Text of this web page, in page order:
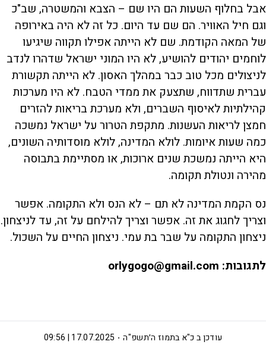
אבל בחלוף השעות הם היו שם – הצבא והמשטרה, שב"כ
וגם חיל האוויר. הם שם עד היום. כל זה לא היה באירופה
של המאה הקודמת. שם לא הייתה אפילו תקווה שיגיעו
לוחמים יהודים להושיע, לא היו המוני ישראל שדהרו לנדב
לניצולים מכל טוב כבר במהלך האסון. לא הייתה תקשורת
עברית שתדווח, שתצעק את ממדי הטבח. לא היו מערכות
קהילתיות לאיסוף השברים, ולא מערכת בריאות להזרים
חמצן לריאות העשנות. מתקפת הטרור על ישראל נמשכה
כמה שעות איומות. לולא המדינה, לולא מוסדותיה השונים,
היא הייתה נמשכת שנים ארוכות, או מסתיימת בתבוסה
מהירה ונטולת תקומה.
נס הקמת המדינה לא תם – לא הנס ולא התקומה. אפשר
וצריך לחגוג את זה. אפשר וצריך להילחם על זה, עד לניצחון.
ניצחון התקומה על שבר בת עמי. ניצחון החיים על השכול.
לתגובות: orlygogo@gmail.com
כ"א בתמוז ה׳תשפ"ה 17.07.2025 | 09:56 עודכן ב